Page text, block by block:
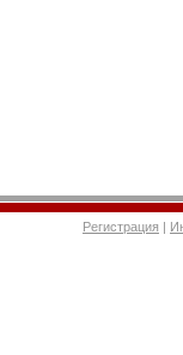
Регистрация |